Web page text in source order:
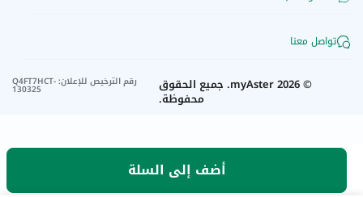
أضف إلى السلة
تواصل معنا
©
2026
myAster. جميع الحقوق
محفوظة.
رقم الترخيص للإعلان:
Q4FT7HCT-
130325